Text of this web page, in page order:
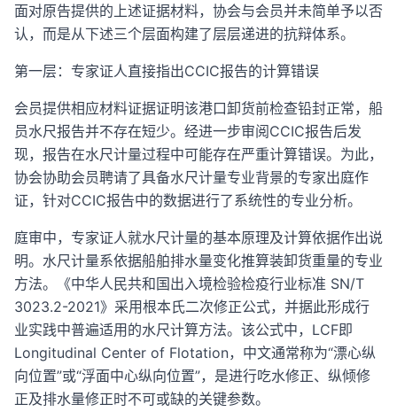
面对原告提供的上述证据材料，协会与会员并未简单予以否
认，而是从下述三个层面构建了层层递进的抗辩体系。
第一层：专家证人直接指出CCIC报告的计算错误
会员提供相应材料证据证明该港口卸货前检查铅封正常，船
员水尺报告并不存在短少。经进一步审阅CCIC报告后发
现，报告在水尺计量过程中可能存在严重计算错误。为此，
协会协助会员聘请了具备水尺计量专业背景的专家出庭作
证，针对CCIC报告中的数据进行了系统性的专业分析。
庭审中，专家证人就水尺计量的基本原理及计算依据作出说
明。水尺计量系依据船舶排水量变化推算装卸货重量的专业
方法。《中华人民共和国出入境检验检疫行业标准 SN/T
3023.2-2021》采用根本氏二次修正公式，并据此形成行
业实践中普遍适用的水尺计算方法。该公式中，LCF即
Longitudinal Center of Flotation，中文通常称为“漂心纵
向位置”或“浮面中心纵向位置”，是进行吃水修正、纵倾修
正及排水量修正时不可或缺的关键参数。